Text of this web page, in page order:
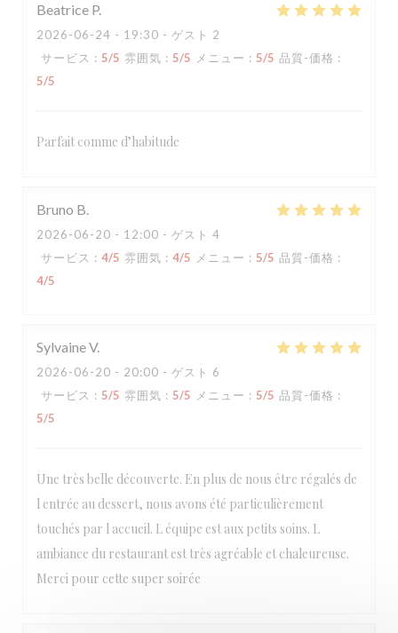
Beatrice P
2026-06-24 - 19:30 - ゲスト 2
サービス : 5/5 雰囲気 : 5/5 メニュー : 5/5 品質-価格 :
5/5
Parfait comme d’habitude
Bruno B
2026-06-20 - 12:00 - ゲスト 4
サービス : 4/5 雰囲気 : 4/5 メニュー : 5/5 品質-価格 :
4/5
SylvaineV
2026-06-20 - 20:00 - ゲスト 6
サービス : 5/5 雰囲気 : 5/5 メニュー : 5/5 品質-価格 :
5/5
Une très belle découverte. En plus de nous être régalés de
l entrée au dessert, nous avons été particulièrement
touchés par l accueil. L équipe est aux petits soins. L
ambiance du restaurant est très agréable et chaleureuse.
Merci pour cette super soirée